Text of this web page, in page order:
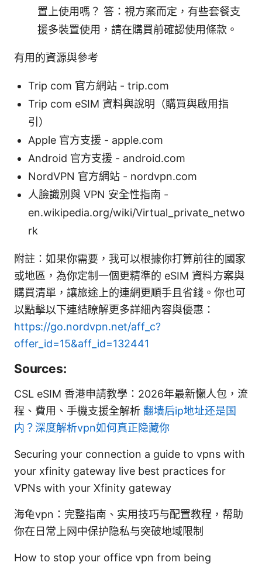
置上使用嗎？ 答：視方案而定，有些套餐支
援多裝置使用，請在購買前確認使用條款。
有用的資源與參考
Trip com 官方網站 - trip.com
Trip com eSIM 資料與說明（購買與啟用指
引）
Apple 官方支援 - apple.com
Android 官方支援 - android.com
NordVPN 官方網站 - nordvpn.com
人臉識別與 VPN 安全性指南 -
en.wikipedia.org/wiki/Virtual_private_netwo
rk
附註：如果你需要，我可以根據你打算前往的國家
或地區，為你定制一個更精準的 eSIM 資料方案與
購買清單，讓旅途上的連網更順手且省錢。你也可
以點擊以下連結瞭解更多詳細內容與優惠：
https://go.nordvpn.net/aff_c?
offer_id=15&aff_id=132441
Sources:
CSL eSIM 香港申請教學：2026年最新懶人包，流
程、費用、手機支援全解析 翻墙后ip地址还是国
内？深度解析vpn如何真正隐藏你
Securing your connection a guide to vpns with
your xfinity gateway live best practices for
VPNs with your Xfinity gateway
海龟vpn：完整指南、实用技巧与配置教程，帮助
你在日常上网中保护隐私与突破地域限制
How to stop your office vpn from being